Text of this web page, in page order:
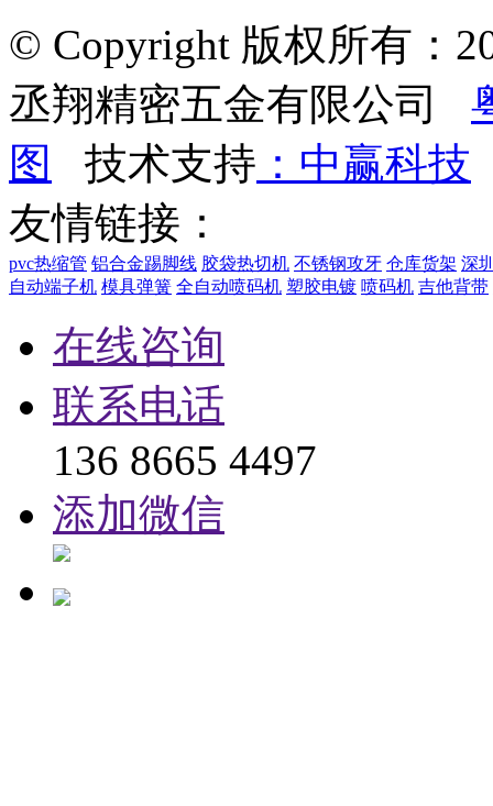
© Copyright 版权所有：
丞翔精密五金有限公司
图
技术支持 ：中赢科技
友情链接：
pvc热缩管 铝合金踢脚线 胶袋热切机 不锈钢攻牙 仓库货架 深
自动端子机 模具弹簧 全自动喷码机 塑胶电镀 喷码机 吉他背带
在线咨询
联系电话
136 8665 4497
添加微信